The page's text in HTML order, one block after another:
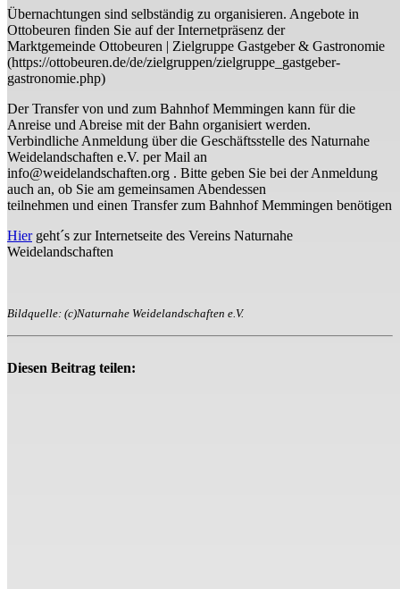
Übernachtungen sind selbständig zu organisieren. Angebote in
Ottobeuren finden Sie auf der Internetpräsenz der
Marktgemeinde Ottobeuren | Zielgruppe Gastgeber & Gastronomie
(https://ottobeuren.de/de/zielgruppen/zielgruppe_gastgeber‐
gastronomie.php)
Der Transfer von und zum Bahnhof Memmingen kann für die
Anreise und Abreise mit der Bahn organisiert werden.
Verbindliche Anmeldung über die Geschäftsstelle des Naturnahe
Weidelandschaften e.V. per Mail an
info@weidelandschaften.org . Bitte geben Sie bei der Anmeldung
auch an, ob Sie am gemeinsamen Abendessen
teilnehmen und einen Transfer zum Bahnhof Memmingen benötigen
Hiergeht´s zur Internetseite des Vereins Naturnahe
Weidelandschaften
Bildquelle: (c)Naturnahe Weidelandschaften e.V.
Diesen Beitrag teilen: